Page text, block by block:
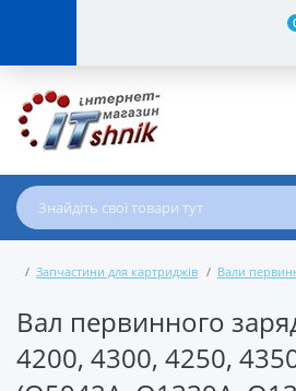
Запчастини для картриджів Вали
Вал первинного
4200, 4300, 4250,